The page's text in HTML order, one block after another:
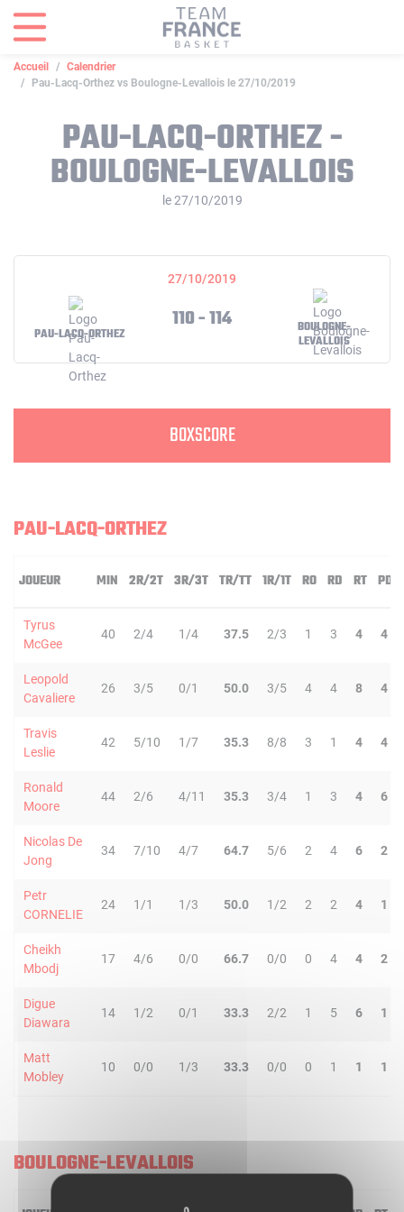
Accueil
Calendrier
Pau-Lacq-Orthez vs Boulogne-Levallois le 27/10/2019
PAU-LACQ-ORTHEZ -
BOULOGNE-LEVALLOIS
le 27/10/2019
27/10/2019
PAU-LACQ-ORTHEZ
110 - 114
BOULOGNE-
LEVALLOIS
BOXSCORE
PAU-LACQ-ORTHEZ
JOUEUR MIN 2R/2T 3R/3T TR/TT 1R/1T RO RD RT PD
Tyrus
McGee
40 2/4 1/4 37.5 2/3 1 3 4 4
Leopold
Cavaliere
26 3/5 0/1 50.0 3/5 4 4 8 4
Travis
Leslie
42 5/10 1/7 35.3 8/8 3 1 4 4
Ronald
Moore
44 2/6 4/11 35.3 3/4 1 3 4 6
Nicolas De
Jong
34 7/10 4/7 64.7 5/6 2 4 6 2
Petr
CORNELIE
24 1/1 1/3 50.0 1/2 2 2 4 1
Cheikh
Mbodj
17 4/6 0/0 66.7 0/0 0 4 4 2
Digue
Diawara
14 1/2 0/1 33.3 2/2 1 5 6 1
Matt
Mobley
10 0/0 1/3 33.3 0/0 0 1 1 1
BOULOGNE-LEVALLOIS
Panneau de gestion des cookies